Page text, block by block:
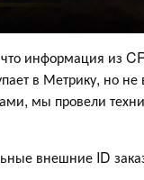
информация из
в Метрику, но не
мы провели
внешние ID